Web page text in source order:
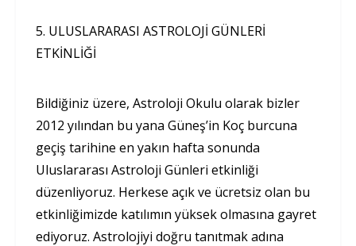
5. ULUSLARARASI ASTROLOJİ GÜNLERİ
ETKİNLİĞİ
Bildiğiniz üzere, Astroloji Okulu olarak bizler
2012 yılından bu yana Güneş’in Koç burcuna
geçiş tarihine en yakın hafta sonunda
Uluslararası Astroloji Günleri etkinliği
düzenliyoruz. Herkese açık ve ücretsiz olan bu
etkinliğimizde katılımın yüksek olmasına gayret
ediyoruz. Astrolojiyi doğru tanıtmak adına